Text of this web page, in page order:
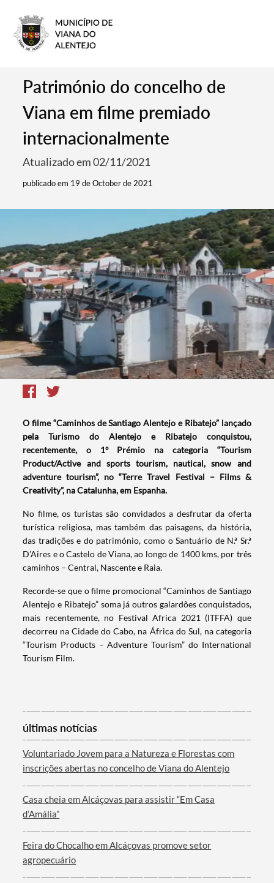
Filtros
Património do concelho de
Viana em filme premiado
internacionalmente
Atualizado em 02/11/2021
publicado em 19 de October de 2021
O filme “Caminhos de Santiago Alentejo e Ribatejo” lançado
pela Turismo do Alentejo e Ribatejo conquistou,
recentemente, o 1º Prémio na categoria “Tourism
Product/Active and sports tourism, nautical, snow and
adventure tourism”, no “Terre Travel Festival – Films &
Creativity”, na Catalunha, em Espanha.
No filme, os turistas são convidados a desfrutar da oferta
turística religiosa, mas também das paisagens, da história,
das tradições e do património, como o Santuário de N.ª Sr.ª
D’Aires e o Castelo de Viana, ao longo de 1400 kms, por três
caminhos – Central, Nascente e Raia.
Recorde-se que o filme promocional “Caminhos de Santiago
Alentejo e Ribatejo” soma já outros galardões conquistados,
mais recentemente, no Festival Africa 2021 (ITFFA) que
decorreu na Cidade do Cabo, na África do Sul, na categoria
“Tourism Products – Adventure Tourism” do International
Tourism Film.
últimas notícias
Voluntariado Jovem para a Natureza e Florestas com
inscrições abertas no concelho de Viana do Alentejo
Casa cheia em Alcáçovas para assistir “Em Casa
d’Amália”
Feira do Chocalho em Alcáçovas promove setor
agropecuário